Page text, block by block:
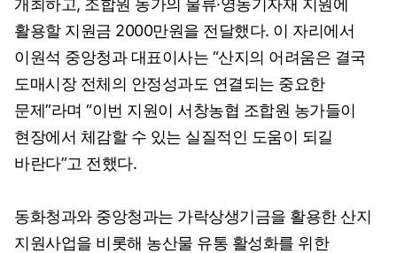
개최하고, 조합원 농가의 물류·영농기자재 지원에
활용할 지원금 2000만원을 전달했다. 이 자리에서
이원석 중앙청과 대표이사는 “산지의 어려움은 결국
도매시장 전체의 안정성과도 연결되는 중요한
문제”라며 “이번 지원이 서창농협 조합원 농가들이
현장에서 체감할 수 있는 실질적인 도움이 되길
바란다”고 전했다.
동화청과와 중앙청과는 가락상생기금을 활용한 산지
지원사업을 비롯해 농산물 유통 활성화를 위한